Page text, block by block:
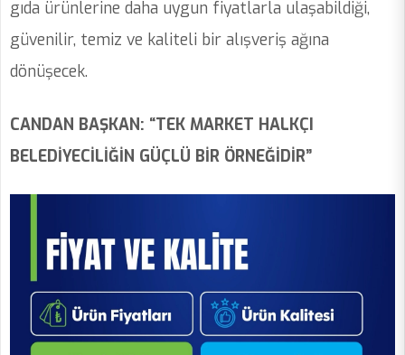
gıda ürünlerine daha uygun fiyatlarla ulaşabildiği,
güvenilir, temiz ve kaliteli bir alışveriş ağına
dönüşecek.
CANDAN BAŞKAN: “TEK MARKET HALKÇI
BELEDİYECİLİĞİN GÜÇLÜ BİR ÖRNEĞİDİR”